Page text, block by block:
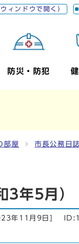
ィンドウで開く）
防災・防犯
部屋 市長公務日誌
3年5月）
年11月9日]